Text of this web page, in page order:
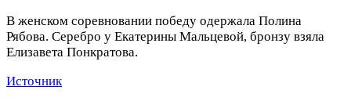
В женском соревновании победу одержала Полина
Рябова. Серебро у Екатерины Мальцевой, бронзу взяла
Елизавета Понкратова.
Источник